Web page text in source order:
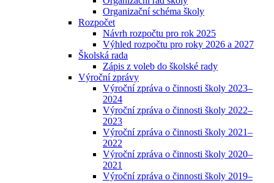
Organizační schéma školy
Rozpočet
Návrh rozpočtu pro rok 2025
Výhled rozpočtu pro roky 2026 a 2027
Školská rada
Zápis z voleb do školské rady
Výroční zprávy
Výroční zpráva o činnosti školy 2023–
2024
Výroční zpráva o činnosti školy 2022–
2023
Výroční zpráva o činnosti školy 2021–
2022
Výroční zpráva o činnosti školy 2020–
2021
Výroční zpráva o činnosti školy 2019–